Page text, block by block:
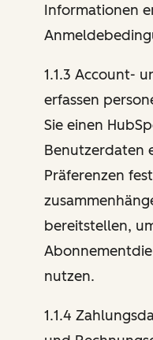
Informationen
1.1.3 Account-
erfassen
Sie einen
Benutzerdaten
Präferenzen
bereitstellen,
nutzen.
1.1.4